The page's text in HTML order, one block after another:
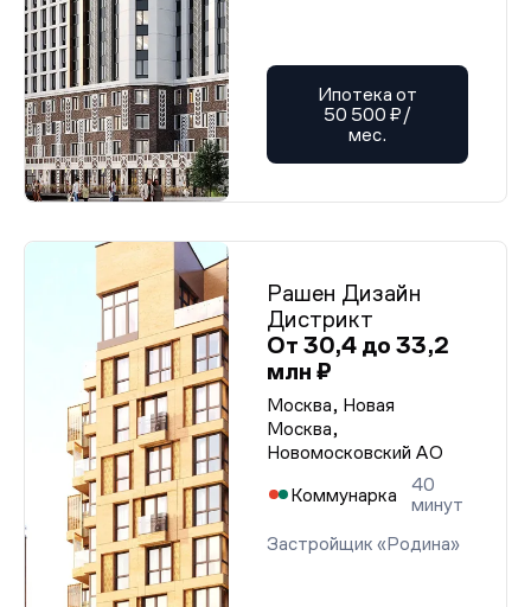
Ипотека от
50 500 ₽/
мес.
Рашен Дизайн
Дистрикт
От 30,4 до 33,2
млн ₽
Москва, Новая
Москва,
Новомосковский АО
Коммунарка
40
минут
Застройщик «Родина»